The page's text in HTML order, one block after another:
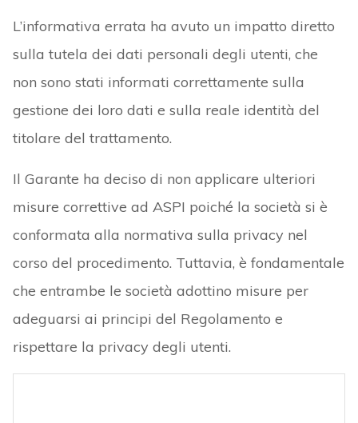
L’informativa errata ha avuto un impatto diretto
sulla tutela dei dati personali degli utenti, che
non sono stati informati correttamente sulla
gestione dei loro dati e sulla reale identità del
titolare del trattamento.
Il Garante ha deciso di non applicare ulteriori
misure correttive ad ASPI poiché la società si è
conformata alla normativa sulla privacy nel
corso del procedimento. Tuttavia, è fondamentale
che entrambe le società adottino misure per
adeguarsi ai principi del Regolamento e
rispettare la privacy degli utenti.